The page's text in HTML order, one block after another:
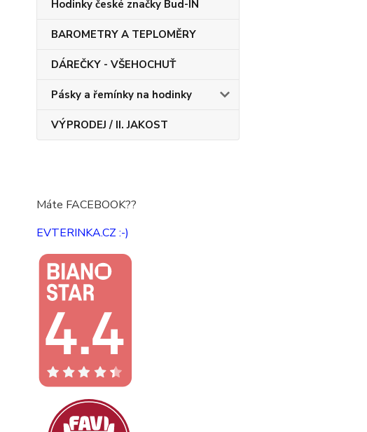
Hodinky české značky Bud-IN
BAROMETRY A TEPLOMĚRY
DÁREČKY - VŠEHOCHUŤ
Pásky a řemínky na hodinky
VÝPRODEJ / II. JAKOST
Máte FACEBOOK??
EVTERINKA.CZ :-)